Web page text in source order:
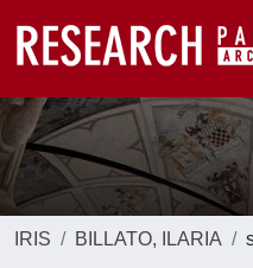
IRIS BILLATO, ILARIA